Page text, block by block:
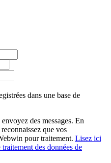
dans une base de
des messages. En
que vos
pour traitement. Lisez ici
des données de